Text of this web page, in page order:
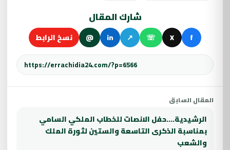
شارك المقال
f
X
☏
↗
in
@ نسخ الرابط
المقال السابق
الرشيدية….حفل الانصات للخطاب الملكي السامي
بمناسبة الذكرى التاسعة والستين لثورة الملك
والشعب